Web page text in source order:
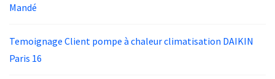
Mandé
Temoignage Client pompe à chaleur climatisation DAIKIN
Paris 16